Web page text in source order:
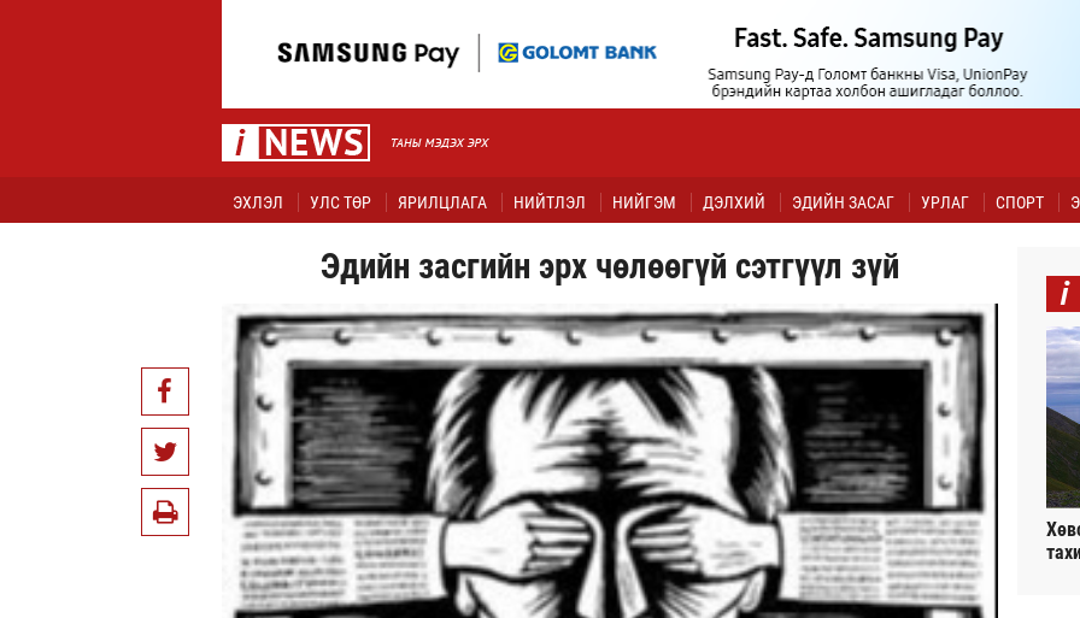
ЭХЛЭЛ УЛС ТӨР ЯРИЛЦЛАГА НИЙТЛЭЛ НИЙГЭМ ДЭЛХИЙ ЭДИЙН ЗАСАГ УРЛАГ СПОРТ
Эдийн засгийн эрх чөлөөгүй сэтгүүл зүй
i